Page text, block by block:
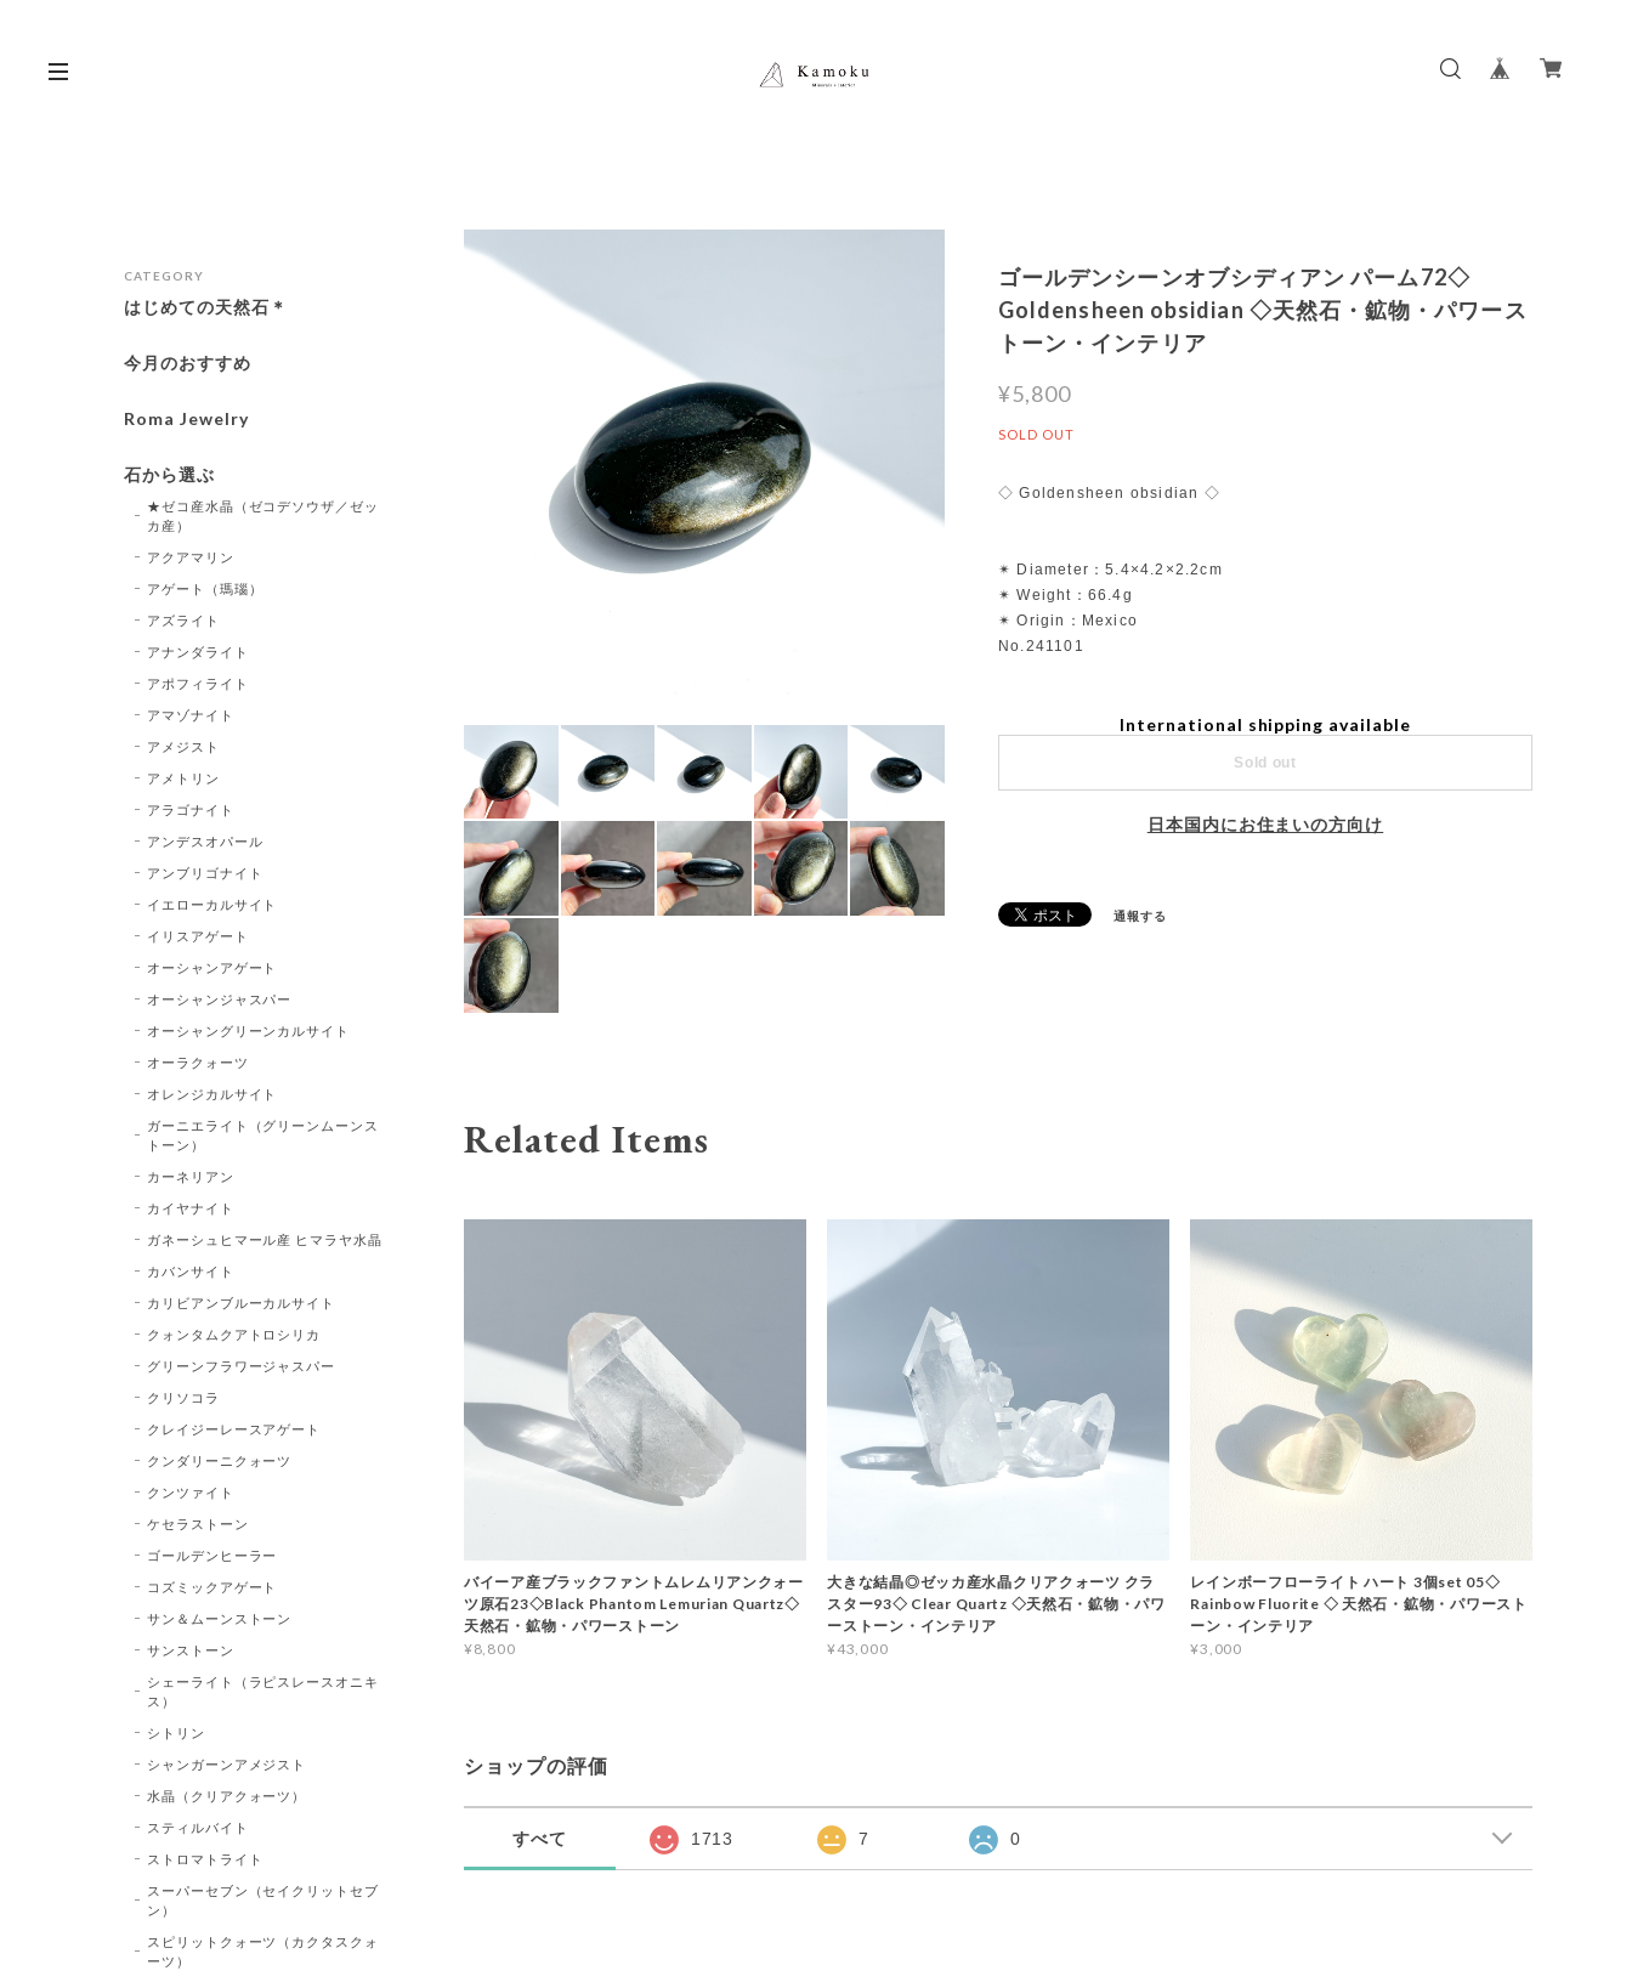
ゴールデンシーンオブシディアン パーム72◇
Goldensheen obsidian ◇天然石・鉱物・パワース
トーン・インテリア
¥5,800
SOLD OUT
◇ Goldensheen obsidian ◇
✴︎ Diameter：5.4×4.2×2.2cm
✴︎ Weight：66.4g
✴︎ Origin：Mexico
No.241101
International shipping available
Sold out
日本国内にお住まいの方向け
通報する
Related Items
バイーア産ブラックファントムレムリアンクォー
ツ原石23◇Black Phantom Lemurian Quartz◇
天然石・鉱物・パワーストーン
¥8,800
大きな結晶◎ゼッカ産水晶クリアクォーツ クラ
スター93◇ Clear Quartz ◇天然石・鉱物・パワ
ーストーン・インテリア
¥43,000
レインボーフローライト ハート 3個set 05◇
Rainbow Fluorite ◇ 天然石・鉱物・パワースト
ーン・インテリア
¥3,000
ショップの評価
すべて 1713 7 0
CATEGORY
はじめての天然石＊
今月のおすすめ
Roma Jewelry
石から選ぶ
★ゼコ産水晶（ゼコデソウザ／ゼッ
カ産）
アクアマリン
アゲート（瑪瑙）
アズライト
アナンダライト
アポフィライト
アマゾナイト
アメジスト
アメトリン
アラゴナイト
アンデスオパール
アンブリゴナイト
イエローカルサイト
イリスアゲート
オーシャンアゲート
オーシャンジャスパー
オーシャングリーンカルサイト
オーラクォーツ
オレンジカルサイト
ガーニエライト（グリーンムーンス
トーン）
カーネリアン
カイヤナイト
ガネーシュヒマール産 ヒマラヤ水晶
カバンサイト
カリビアンブルーカルサイト
クォンタムクアトロシリカ
グリーンフラワージャスパー
クリソコラ
クレイジーレースアゲート
クンダリーニクォーツ
クンツァイト
ケセラストーン
ゴールデンヒーラー
コズミックアゲート
サン＆ムーンストーン
サンストーン
シェーライト（ラピスレースオニキ
ス）
シトリン
シャンガーンアメジスト
水晶（クリアクォーツ）
スティルバイト
ストロマトライト
スーパーセブン（セイクリットセブ
ン）
スピリットクォーツ（カクタスクォ
ーツ）